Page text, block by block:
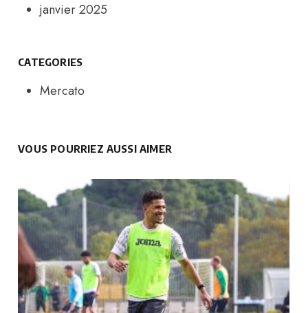
janvier 2025
CATEGORIES
Mercato
VOUS POURRIEZ AUSSI AIMER